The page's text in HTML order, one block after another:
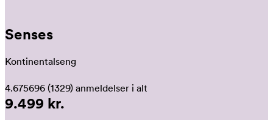
Senses
Kontinentalseng
4.675696 (1329) anmeldelser i alt
9.499 kr.